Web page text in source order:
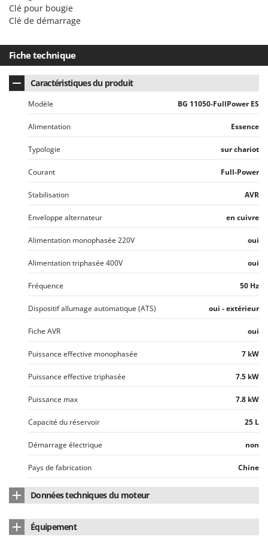
Clé pour bougie
Clé de démarrage
Fiche technique
Caractéristiques du produit
Modèle BG 11050-FullPower ES
Alimentation Essence
Typologie sur chariot
Courant Full-Power
Stabilisation AVR
Enveloppe alternateur en cuivre
Alimentation monophasée 220V oui
Alimentation triphasée 400V oui
Fréquence 50 Hz
Dispositif allumage automatique (ATS) oui - extérieur
Fiche AVR oui
Puissance effective monophasée 7 kW
Puissance effective triphasée 7.5 kW
Puissance max 7.8 kW
Capacité du réservoir 25 L
Démarrage électrique non
Pays de fabrication Chine
Données techniques du moteur
Équipement